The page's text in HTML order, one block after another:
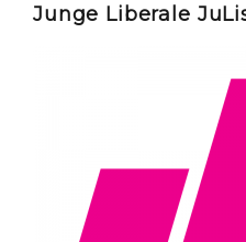
Junge Liberale